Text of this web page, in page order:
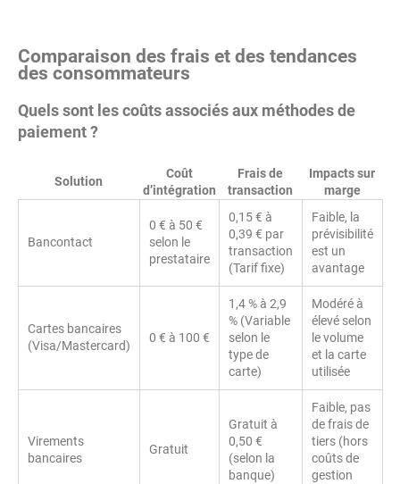
Comparaison des frais et des tendances
des consommateurs
Quels sont les coûts associés aux méthodes de
paiement ?
Solution
Coût
d’intégration
Frais de
transaction
Impacts sur
marge
Bancontact
0 € à 50 €
selon le
prestataire
0,15 € à
0,39 € par
transaction
(Tarif fixe)
Faible, la
prévisibilité
est un
avantage
Cartes bancaires
(Visa/Mastercard)
0 € à 100 €
1,4 % à 2,9
% (Variable
selon le
type de
carte)
Modéré à
élevé selon
le volume
et la carte
utilisée
Virements
bancaires
Gratuit
Gratuit à
0,50 €
(selon la
banque)
Faible, pas
de frais de
tiers (hors
coûts de
gestion